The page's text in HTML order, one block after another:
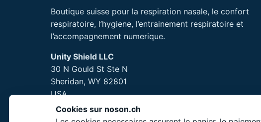
Boutique suisse pour la respiration nasale, le confort
respiratoire, l’hygiene, l’entrainement respiratoire et
l’accompagnement numerique.
Unity Shield LLC
30 N Gould St Ste N
Sheridan, WY 82801
USA
Cookies sur noson.ch